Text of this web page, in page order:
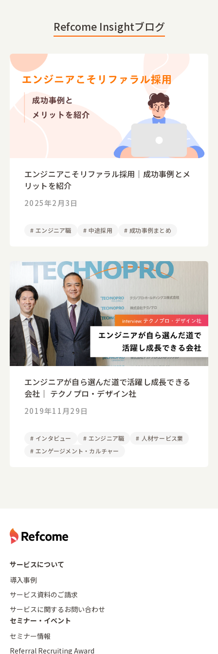
Refcome Insightブログ
エンジニアこそリファラル採用｜成功事例とメ
リットを紹介
2025年2月3日
# エンジニア職 # 中途採用 # 成功事例まとめ
エンジニアが自ら選んだ道で活躍し成長できる
会社｜ テクノプロ・デザイン社
2019年11月29日
# インタビュー # エンジニア職 # 人材サービス業
# エンゲージメント・カルチャー
サービスについて
導入事例
サービス資料のご請求
サービスに関するお問い合わせ
セミナー・イベント
セミナー情報
Referral Recruiting Award